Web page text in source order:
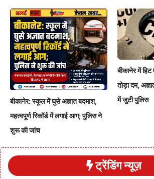
बीकानेर: स्कूल में घुसे अज्ञात बदमाश,
महत्वपूर्ण रिकॉर्ड में लगाई आग; पुलिस ने
शुरू की जांच
बीकानेर में
तोड़ा दम,
में जुटी पुलिस
ट्रेंडिंग न्यूज़